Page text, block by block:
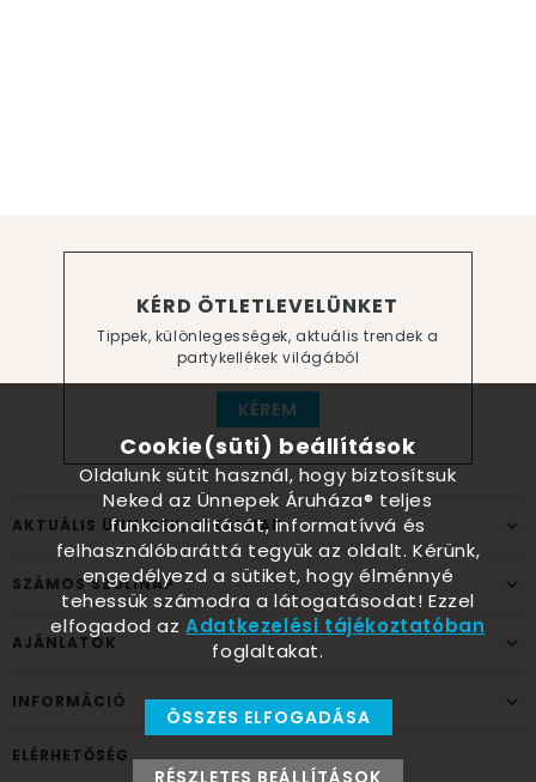
KÉRD ÖTLETLEVELÜNKET
Tippek, különlegességek, aktuális trendek a
partykellékek világából
KÉREM
AKTUÁLIS ÜNNEPEK, ALKALMAK
SZÁMOS SZÜLINAP
AJÁNLATOK
INFORMÁCIÓ
ELÉRHETŐSÉG
Cookie(süti) beállítások
Oldalunk sütit használ, hogy biztosítsuk
Neked az Ünnepek Áruháza® teljes
funkcionalitását, informatívvá és
felhasználóbaráttá tegyük az oldalt. Kérünk,
engedélyezd a sütiket, hogy élménnyé
tehessük számodra a látogatásodat! Ezzel
elfogadod azAdatkezelési tájékoztatóban
foglaltakat.
ÖSSZES ELFOGADÁSA
RÉSZLETES BEÁLLÍTÁSOK